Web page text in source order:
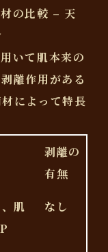
の比較 – 天
いて肌本来の
離作用がある
によって特長
剥離の
有無
肌
なし